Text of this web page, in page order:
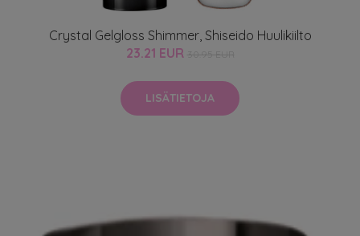
Crystal Gelgloss Shimmer, Shiseido Huulikiilto
23.21 EUR
LISÄTIETOJA